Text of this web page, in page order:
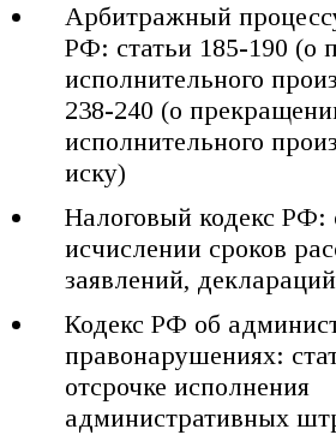
Арбитражный
РФ: статьи 185-190 (о
исполнительного
238-240 (о
исполнительного
иску)
Налоговый кодекс РФ:
исчислении сроков
заявлений,
Кодекс РФ об
правонарушениях:
отсрочке исполнения
административных